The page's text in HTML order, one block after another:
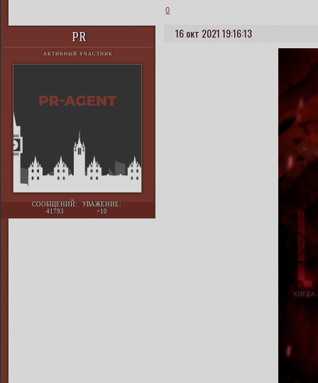
0
16 окт 2021 19:16:13
PR
АКТИВНЫЙ УЧАСТНИК
СООБЩЕНИЙ:
41793
УВАЖЕНИЕ:
+10